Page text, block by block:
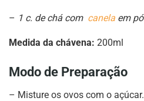
– 1 c. de chá com canela em pó
Medida da chávena: 200ml
Modo de Preparação
– Misture os ovos com o açúcar.